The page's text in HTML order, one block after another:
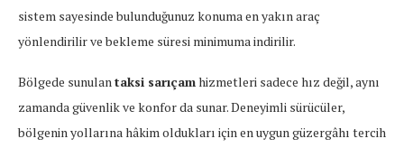
sistem sayesinde bulunduğunuz konuma en yakın araç
yönlendirilir ve bekleme süresi minimuma indirilir.
Bölgede sunulantaksi sarıçamhizmetleri sadece hız değil, aynı
zamanda güvenlik ve konfor da sunar. Deneyimli sürücüler,
bölgenin yollarına hâkim oldukları için en uygun güzergâhı tercih